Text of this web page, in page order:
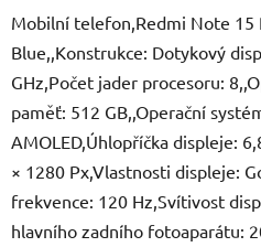
Mobilní telefon,Redmi Note 15
Blue,,Konstrukce: Dotykový
GHz,Počet jader procesoru:
paměť: 512 GB,,Operační
AMOLED,Úhlopříčka displeje:
× 1280 Px,Vlastnosti displeje:
frekvence: 120 Hz,Svítivost
hlavního zadního fotoaparátu: